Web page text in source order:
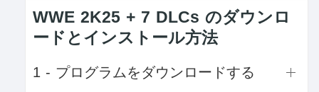
WWE 2K25 + 7 DLCs のダウンロ
ードとインストール方法
1 - プログラムをダウンロードする